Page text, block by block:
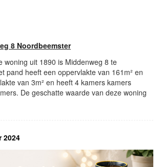
8 Noordbeemster
woning uit 1890 is Middenweg 8 te
pand heeft een oppervlakte van 161m² en
van 3m² en heeft 4 kamers kamers
De geschatte waarde van deze woning
2024